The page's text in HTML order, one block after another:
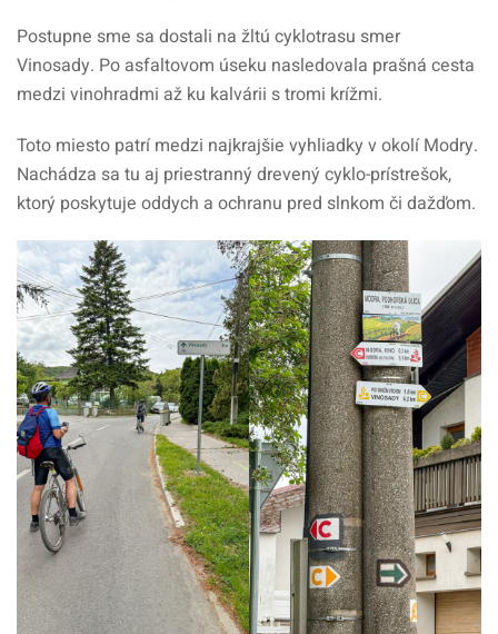
Postupne sme sa dostali na žltú cyklotrasu smer
Vinosady. Po asfaltovom úseku nasledovala prašná cesta
medzi vinohradmi až ku kalvárii s tromi krížmi.
Toto miesto patrí medzi najkrajšie vyhliadky v okolí Modry.
Nachádza sa tu aj priestranný drevený cyklo-prístrešok,
ktorý poskytuje oddych a ochranu pred slnkom či dažďom.